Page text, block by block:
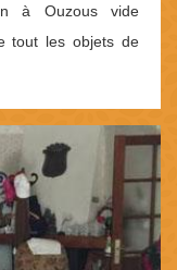
à Ouzous vide
tout les objets de